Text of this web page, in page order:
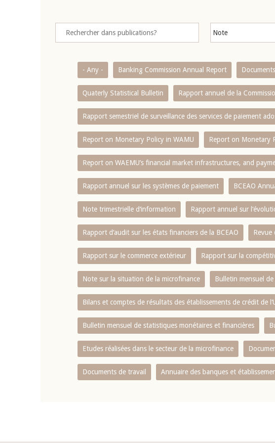
- Any - Banking Commission Annual Report
Quaterly Statistical Bulletin Rapport annuel de la
Rapport semestriel de surveillance des services de paiement
Report on Monetary Policy in WAMU Report on Monetary
Report on WAEMU’s financial market infrastructures, and
Rapport annuel sur les systèmes de paiement BCEAO
Note trimestrielle d‘information Rapport annuel sur
Rapport d‘audit sur les états financiers de la BCEAO Revue
Rapport sur le commerce extérieur Rapport sur la
Note sur la situation de la microfinance Bulletin mensuel
Bilans et comptes de résultats des établissements de crédit de
Bulletin mensuel de statistiques monétaires et financières
Etudes réalisées dans le secteur de la microfinance
Documents de travail Annuaire des banques et